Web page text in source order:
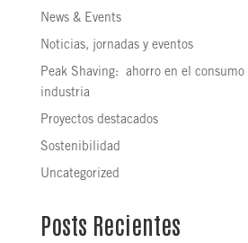
News & Events
Noticias, jornadas y eventos
Peak Shaving: ahorro en el consumo
industria
Proyectos destacados
Sostenibilidad
Uncategorized
Posts Recientes